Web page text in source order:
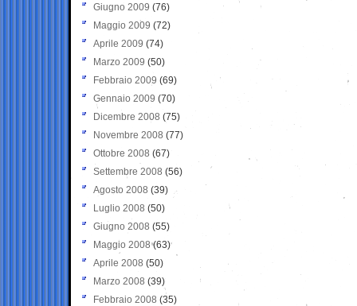
Giugno 2009 (76)
Maggio 2009 (72)
Aprile 2009 (74)
Marzo 2009 (50)
Febbraio 2009 (69)
Gennaio 2009 (70)
Dicembre 2008 (75)
Novembre 2008 (77)
Ottobre 2008 (67)
Settembre 2008 (56)
Agosto 2008 (39)
Luglio 2008 (50)
Giugno 2008 (55)
Maggio 2008(63)
Aprile 2008 (50)
Marzo 2008 (39)
Febbraio 2008 (35)